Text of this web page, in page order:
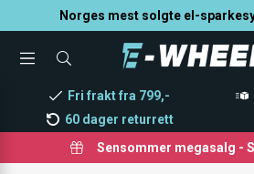
Norges mest solgte el-
TOGGLESØK
KATEGORI,
Fri frakt fra 799,-
60 dager returrett
Sensommer megasalg -